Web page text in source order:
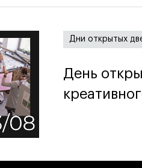
Дни открытых
День
День